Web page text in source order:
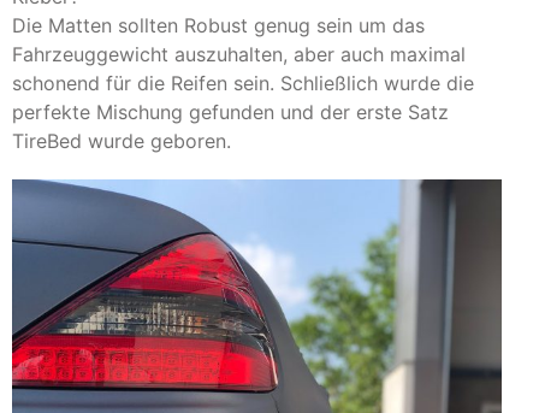
Die Matten sollten Robust genug sein um das
Fahrzeuggewicht auszuhalten, aber auch maximal
schonend für die Reifen sein. Schließlich wurde die
perfekte Mischung gefunden und der erste Satz
TireBed wurde geboren.